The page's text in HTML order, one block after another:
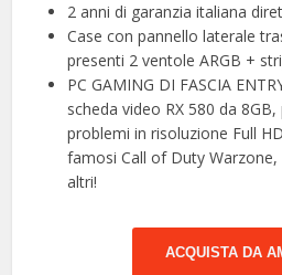
2 anni di garanzia italiana
Case con pannello laterale
presenti 2 ventole ARGB +
PC GAMING DI FASCIA
scheda video RX 580 da
problemi in risoluzione Full
famosi Call of Duty Warzone,
altri!
ACQUISTA DA